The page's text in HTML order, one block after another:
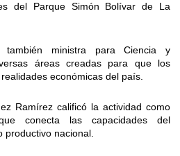
del Parque Simón Bolívar de La
ministra para Ciencia y
áreas creadas para que los
económicas del país.
Ramírez calificó la actividad como
conecta las capacidades del
productivo nacional.